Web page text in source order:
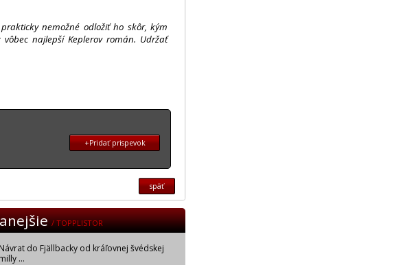
nemožné odložiť ho skôr, kým
najlepší Keplerov román. Udržať
+Pridať prispevok
späť
/ TOPPLISTOR
do Fjällbacky od kráľovnej švédskej
...